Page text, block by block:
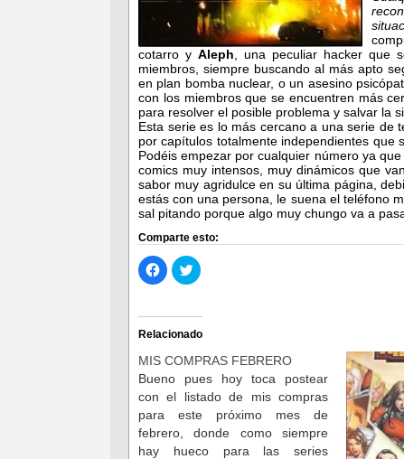
cotarro y Aleph , una peculiar hacker que
miembros, siempre buscando al más apto
en plan bomba nuclear, o un asesino
con los miembros que se encuentren más
para resolver el posible problema y salvar la
Esta serie es lo más cercano a una serie de
por capítulos totalmente independientes que
Podéis empezar por cualquier número ya
comics muy intensos, muy dinámicos que
sabor muy agridulce en su última página,
estás con una persona, le suena el teléfono
sal pitando porque algo muy chungo va a
Comparte esto:
Haz
clic
para
Facebook
(Se
abre
en
una
ventana
nueva)
Haz
clic
Twitter
(Se
abre
en
una
ventana
nueva)
Relacionado
MIS COMPRAS FEBRERO
Bueno pues hoy toca postear
con el listado de mis compras
para este próximo mes de
febrero, donde como siempre
hay hueco para las series